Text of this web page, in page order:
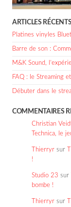
ARTICLES
Platines vinyles
Barre de son :
M&K Sound,
FAQ : le Streaming
Débuter dans le
COMMENTAIRES
Christian
Technica, le
Thierryr sur
!
Studio 23 sur
bombe !
Thierryr sur